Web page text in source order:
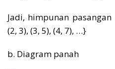
Jadi, himpunan
(2, 3), (3, 5), (4, 7), …}
b. Diagram panah